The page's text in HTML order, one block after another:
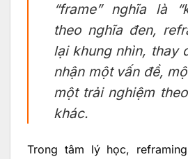
“frame” nghĩa là
theo nghĩa đen,
lại khung nhìn, thay
nhận một vấn đề,
một trải nghiệm
khác.
Trong tâm lý học,